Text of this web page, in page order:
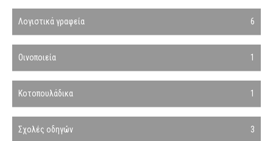
Λογιστικά γραφεία 6
Οινοποιεία 1
Κοτοπουλάδικα 1
Σχολές οδηγών 3